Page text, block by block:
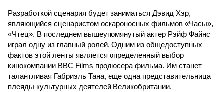
Разработкой сценария будет заниматься Дэвид Хэр,
являющийся сценаристом оскароносных фильмов «Часы»,
«Чтец». В последнем вышеупомянутый актер Рэйф Файнс
играл одну из главный ролей. Одним из общедоступных
фактов этой ленты является определенный выбор
кинокомпании BBC Films продюсера фильма. Им станет
талантливая Габриэль Тана, еще одна представительница
плеяды культурных деятелей Великобритании.